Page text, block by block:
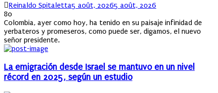
Author
Reinaldo SpitalettaPosted
5 août, 20265 août, 2026
80
Colombia, ayer como hoy, ha tenido en su paisaje infinidad de
yerbateros y promeseros, como puede ser, digamos, el nuevo
señor presidente.
La emigración desde Israel se mantuvo en un nivel
récord en 2025, según un estudio